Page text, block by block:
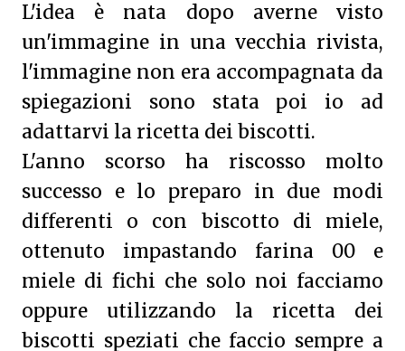
L'idea è nata dopo averne visto
un'immagine in una vecchia rivista,
l'immagine non era accompagnata da
spiegazioni sono stata poi io ad
adattarvi la ricetta dei biscotti.
L'anno scorso ha riscosso molto
successo e lo preparo in due modi
differenti o con biscotto di miele,
ottenuto impastando farina 00 e
miele di fichi che solo noi facciamo
oppure utilizzando la ricetta dei
biscotti speziati che faccio sempre a